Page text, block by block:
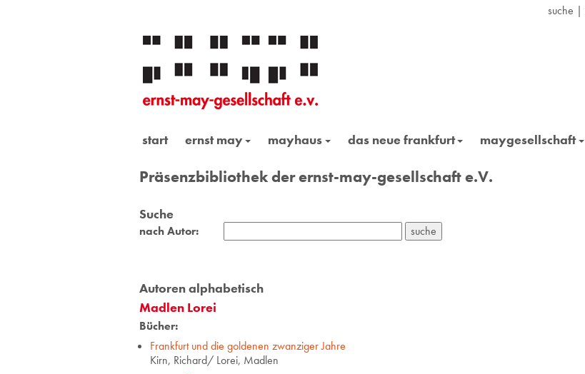
suche |
start ernst may mayhaus das neue frankfurt maygesellschaft
Präsenzbibliothek der ernst-may-gesellschaft e.V.
Suche
nach Autor:
Autoren alphabetisch
Madlen Lorei
Bücher:
Frankfurt und die goldenen zwanziger Jahre
Kirn, Richard/ Lorei, Madlen